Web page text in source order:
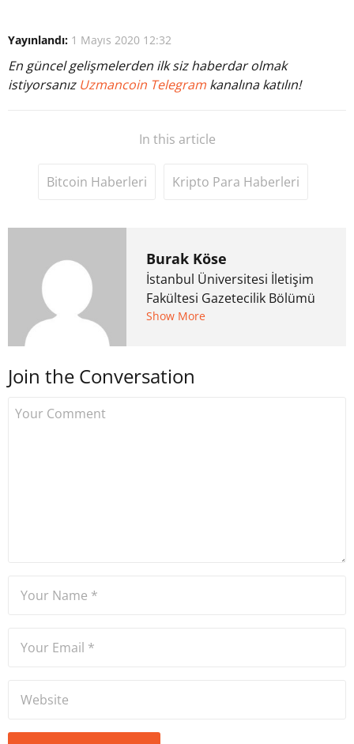
Yayınlandı: 1 Mayıs 2020 12:32
En güncel gelişmelerden ilk siz haberdar olmak
istiyorsanız Uzmancoin Telegram kanalına katılın!
In this article
Bitcoin Haberleri Kripto Para Haberleri
Burak Köse
İstanbul Üniversitesi İletişim
Fakültesi Gazetecilik Bölümü
mezunu. 6 yıl ana akım
kurdu. 2017'nin Mayıs ayından
Show More
Join the Conversation